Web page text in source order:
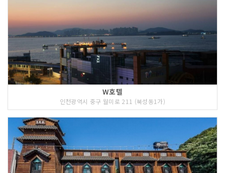
W호텔
인천광역시 중구 월미로 211 (북성동1가)